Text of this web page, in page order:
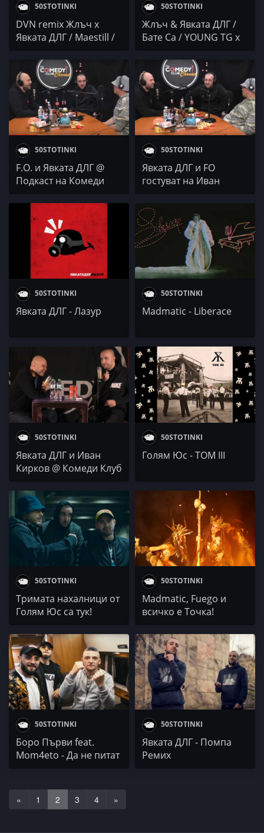
50STOTINKI
DVN remix Жлъч х
Явката ДЛГ / Maestill /
GRIM
50STOTINKI
Жлъч & Явката ДЛГ /
Бате Са / YОUNG TG x
50STOTINKI
F.O. и Явката ДЛГ @
Подкаст на Комеди
50STOTINKI
Явката ДЛГ и FO
гостуват на Иван
Подкаст
50STOTINKI
Явката ДЛГ - Лазур
50STOTINKI
Madmatic - Liberace
50STOTINKI
Явката ДЛГ и Иван
Кирков @ Комеди Клуб
50STOTINKI
Голям Юс - ТОМ III
50STOTINKI
Тримата нахалници от
Голям Юс са тук!
50STOTINKI
Madmatic, Fuego и
всичко е Точка!
50STOTINKI
Боро Първи feat.
Mom4eto - Да не питат
50STOTINKI
Явката ДЛГ - Помпа
Ремих
« 1 2 3 4 »